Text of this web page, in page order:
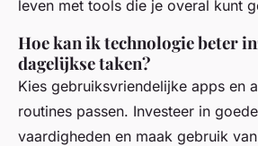
leven met tools die je overal kunt
Hoe kan ik technologie beter
dagelijkse taken?
Kies gebruiksvriendelijke apps en
routines passen. Investeer in
vaardigheden en maak gebruik